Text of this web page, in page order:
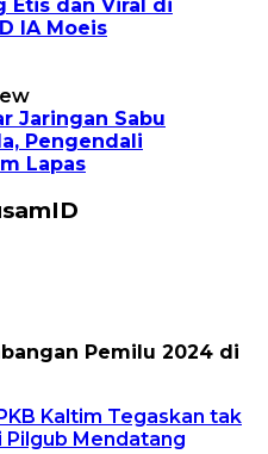
Etis dan Viral di
IA Moeis
Jaringan Sabu
Pengendali
Lapas
Pemilu 2024 di